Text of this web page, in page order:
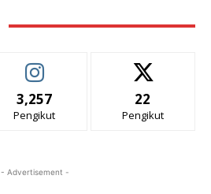
3,257
Pengikut
22
Pengikut
- Advertisement -